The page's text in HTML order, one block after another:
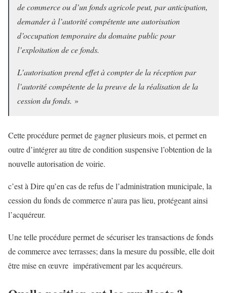
de commerce ou d’un fonds agricole peut, par anticipation,
demander à l’autorité compétente une autorisation
d’occupation temporaire du domaine public pour
l’exploitation de ce fonds.
L’autorisation prend effet à compter de la réception par
l’autorité compétente de la preuve de la réalisation de la
cession du fonds. »
Cette procédure permet de gagner plusieurs mois, et permet en
outre d’intégrer au titre de condition suspensive l’obtention de la
nouvelle autorisation de voirie.
c’est à Dire qu’en cas de refus de l’administration municipale, la
cession du fonds de commerce n’aura pas lieu, protégeant ainsi
l’acquéreur.
Une telle procédure permet de sécuriser les transactions de fonds
de commerce avec terrasses; dans la mesure du possible, elle doit
être mise en œuvre impérativement par les acquéreurs.